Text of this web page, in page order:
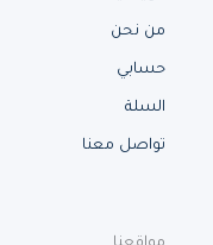
معنا